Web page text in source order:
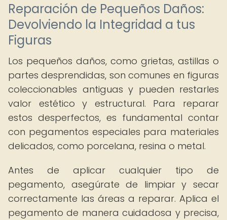
Reparación de Pequeños Daños:
Devolviendo la Integridad a tus
Figuras
Los pequeños daños, como grietas, astillas o
partes desprendidas, son comunes en figuras
coleccionables antiguas y pueden restarles
valor estético y estructural. Para reparar
estos desperfectos, es fundamental contar
con pegamentos especiales para materiales
delicados, como porcelana, resina o metal.
Antes de aplicar cualquier tipo de
pegamento, asegúrate de limpiar y secar
correctamente las áreas a reparar. Aplica el
pegamento de manera cuidadosa y precisa,